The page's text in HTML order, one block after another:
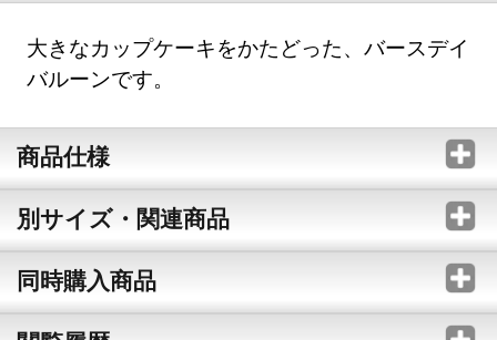
大きなカップケーキをかたどった、バースデイ
バルーンです。
商品仕様
別サイズ・関連商品
同時購入商品